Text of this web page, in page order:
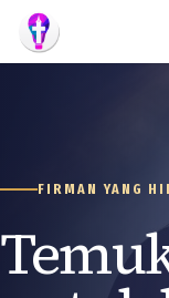
Skip to Content
FIRMAN YANG